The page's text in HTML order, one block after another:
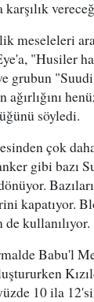
karşılık
meseleleri
"Husiler
grubun
söyledi.
çok
gibi bazı
kapatıyor.
kullanılıyor.
Babu'l
10 ila